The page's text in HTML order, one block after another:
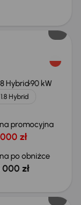
Hybrid90 kW
1.8 Hybrid
promocyjna
zł
po obniżce
000 zł